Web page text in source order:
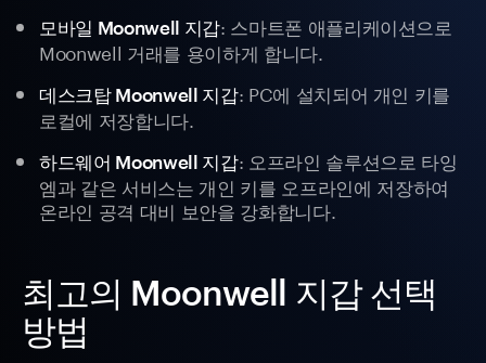
모바일 Moonwell 지갑: 스마트폰 애플리케이션으로
Moonwell 거래를 용이하게 합니다.
데스크탑 Moonwell 지갑: PC에 설치되어 개인 키를
로컬에 저장합니다.
하드웨어 Moonwell 지갑: 오프라인 솔루션으로 타잉
엠과 같은 서비스는 개인 키를 오프라인에 저장하여
온라인 공격 대비 보안을 강화합니다.
최고의 Moonwell 지갑 선택
방법